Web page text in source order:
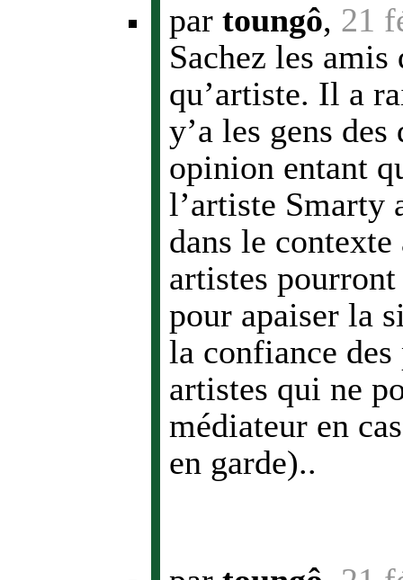
par toungô, 21
Sachez les
qu’artiste. Il a
y’a les gens
opinion entant
l’artiste Smarty
dans le
artistes
pour apaiser la
la confiance des
artistes qui ne
médiateur en
en garde)..